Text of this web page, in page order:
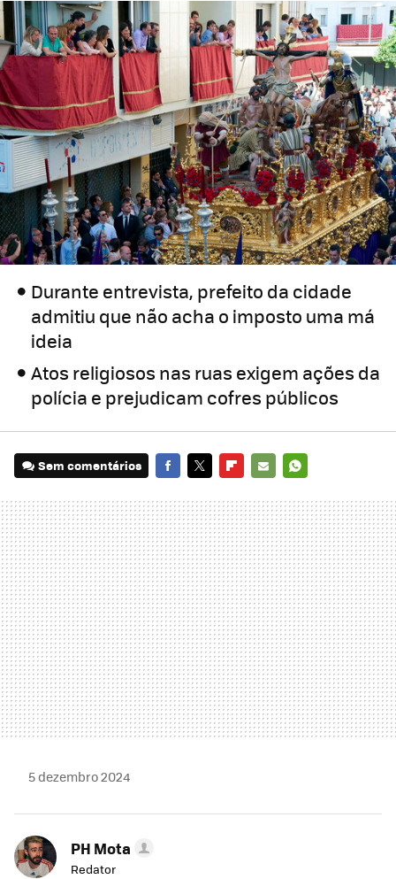
Durante entrevista, prefeito da cidade
admitiu que não acha o imposto uma má
ideia
Atos religiosos nas ruas exigem ações da
polícia e prejudicam cofres públicos
Sem comentários
MAIL
5 dezembro 2024
PH Mota
Redator